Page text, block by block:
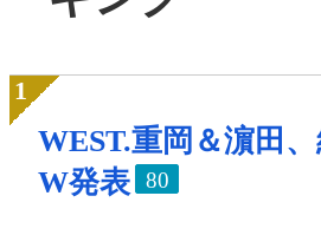
WEST.重岡＆濵田
W発表
80